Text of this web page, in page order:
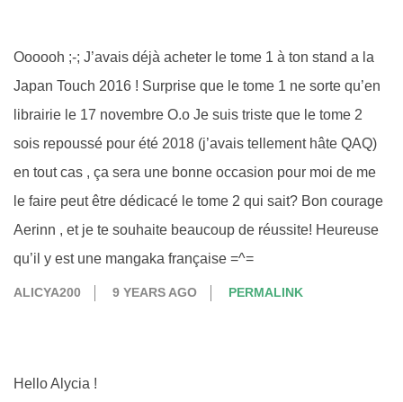
Oooooh ;-; J’avais déjà acheter le tome 1 à ton stand a la
Japan Touch 2016 ! Surprise que le tome 1 ne sorte qu’en
librairie le 17 novembre O.o Je suis triste que le tome 2
sois repoussé pour été 2018 (j’avais tellement hâte QAQ)
en tout cas , ça sera une bonne occasion pour moi de me
le faire peut être dédicacé le tome 2 qui sait? Bon courage
Aerinn , et je te souhaite beaucoup de réussite! Heureuse
qu’il y est une mangaka française =^=
ALICYA200 9 YEARS AGO PERMALINK
Hello Alycia !